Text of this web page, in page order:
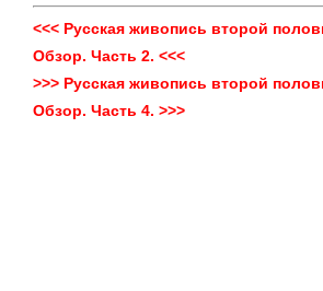
<<< Русская живопись второй
Обзор. Часть 2. <<<
>>> Русская живопись второй
Обзор. Часть 4. >>>